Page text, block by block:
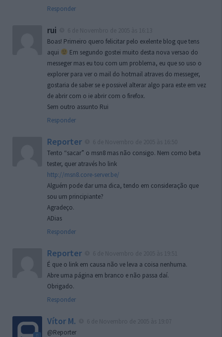
Responder
rui
Boas! Primeiro quero felicitar pelo exelente blog que tens
aqui
Em segundo gostei muito desta nova versao do
messeger mas eu tou com um problema, eu que so uso o
explorer para ver o mail do hotmail atraves do messeger,
gostaria de saber se e possivel alterar algo para este em vez
de abrir com o ie abrir com o firefox.
Sem outro assunto Rui
Responder
Reporter
Tento “sacar” o msn8 mas não consigo. Nem como beta
tester, quer através ho link
http://msn8.core-server.be/
Alguém pode dar uma dica, tendo em consideração que
sou um principiante?
Agradeço.
ADias
Responder
Reporter
É que o link em causa não ve leva a coisa nenhuma.
Abre uma página em branco e não passa daí.
Obrigado.
Responder
Vítor M.
@Reporter